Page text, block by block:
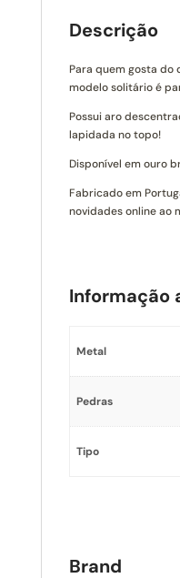
Descrição
Para quem gosta do
modelo solitário é
Possui aro
lapidada no topo!
Disponível em ouro
Fabricado em
novidades online ao
Informação
Metal
Pedras
Tipo
Brand